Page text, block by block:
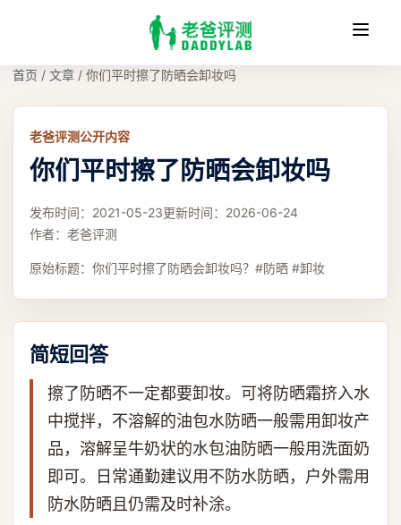
收
首页 / 文章 / 你们平时擦了防晒会卸妆吗
老爸评测公开内容
你们平时擦了防晒会卸妆吗
发布时间： 2021-05-23更新时间： 2026-06-24
作者： 老爸评测
原始标题： 你们平时擦了防晒会卸妆吗？#防晒 #卸妆
简短回答
擦了防晒不一定都要卸妆。可将防晒霜挤入水
中搅拌，不溶解的油包水防晒一般需用卸妆产
品，溶解呈牛奶状的水包油防晒一般用洗面奶
即可。日常通勤建议用不防水防晒，户外需用
防水防晒且仍需及时补涂。